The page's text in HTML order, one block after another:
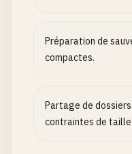
Préparation de
compactes.
Partage de
contraintes de taille